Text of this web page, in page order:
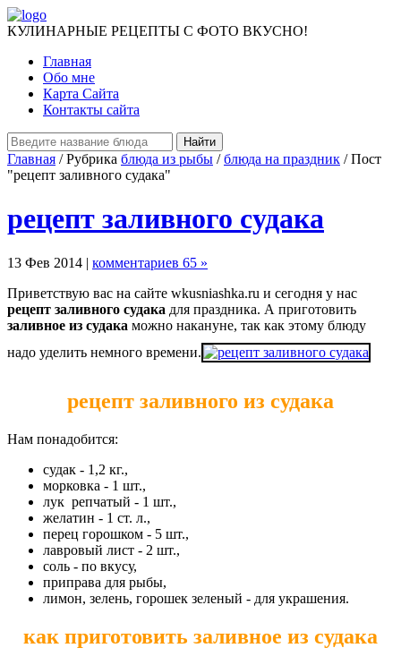
КУЛИНАРНЫЕ РЕЦЕПТЫ С ФОТО ВКУСНО!
Главная
Обо мне
Карта Сайта
Контакты сайта
Главная / Рубрика блюда из рыбы /блюда на праздник / Пост
"рецепт заливного судака"
рецепт заливного судака
13 Фев 2014 | комментариев 65 »
Приветствую вас на сайте wkusniashka.ru и сегодня у нас
рецепт заливного судака для праздника. А приготовить
заливное из судака можно накануне, так как этому блюду
надо уделить немного времени.
рецепт заливного из судака
Нам понадобится:
судак - 1,2 кг.,
морковка - 1 шт.,
лук репчатый - 1 шт.,
желатин - 1 ст. л.,
перец горошком - 5 шт.,
лавровый лист - 2 шт.,
соль - по вкусу,
приправа для рыбы,
лимон, зелень, горошек зеленый - для украшения.
как приготовить заливное из судака